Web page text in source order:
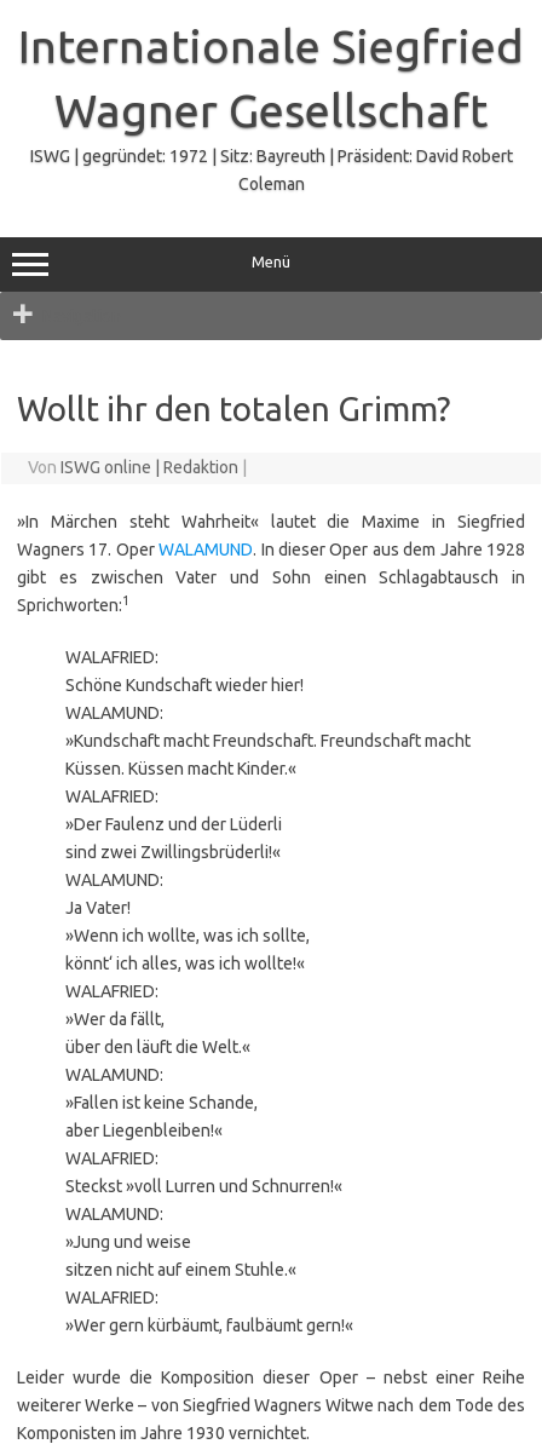
springen
Internationale Siegfried
Wagner Gesellschaft
ISWG | gegründet: 1972 | Sitz: Bayreuth | Präsident: David Robert
Coleman
Menü
Wollt ihr den totalen Grimm?
Von ISWG online | Redaktion
»In Märchen steht Wahrheit« lautet die Maxime in Siegfried
Wagners 17. OperWALAMUND. In dieser Oper aus dem Jahre 1928
gibt es zwischen Vater und Sohn einen Schlagabtausch in
Sprichworten:1
WALAFRIED:
Schöne Kundschaft wieder hier!
WALAMUND:
»Kundschaft macht Freundschaft. Freundschaft macht
Küssen. Küssen macht Kinder.«
WALAFRIED:
»Der Faulenz und der Lüderli
sind zwei Zwillingsbrüderli!«
WALAMUND:
Ja Vater!
»Wenn ich wollte, was ich sollte,
könnt‘ ich alles, was ich wollte!«
WALAFRIED:
»Wer da fällt,
über den läuft die Welt.«
WALAMUND:
»Fallen ist keine Schande,
aber Liegenbleiben!«
WALAFRIED:
Steckst »voll Lurren und Schnurren!«
WALAMUND:
»Jung und weise
sitzen nicht auf einem Stuhle.«
WALAFRIED:
»Wer gern kürbäumt, faulbäumt gern!«
Leider wurde die Komposition dieser Oper – nebst einer Reihe
weiterer Werke – von Siegfried Wagners Witwe nach dem Tode des
Komponisten im Jahre 1930 vernichtet.